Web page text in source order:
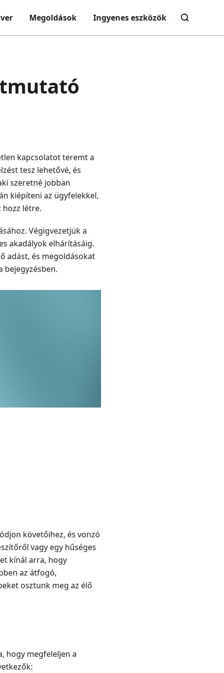
Megoldások Ingyenes eszközök
kapcsolatot teremt a
tesz lehetővé, és
szeretné jobban
kiépíteni az ügyfelekkel,
létre.
Végigvezetjük a
akadályok elhárításáig.
adást, és megoldásokat
bejegyzésben.
követőihez, és vonzó
vagy egy hűséges
kínál arra, hogy
az átfogó,
osztunk meg az élő
hogy megfeleljen a